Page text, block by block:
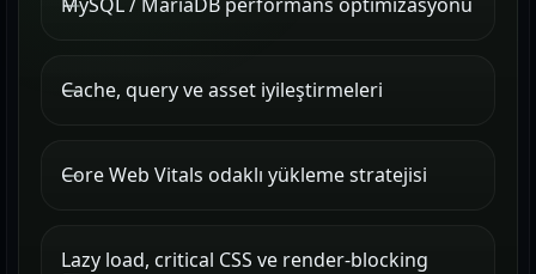
Cache, query ve asset iyileştirmeleri
Core Web Vitals odaklı yükleme stratejisi
Lazy load, critical CSS ve render-blocking